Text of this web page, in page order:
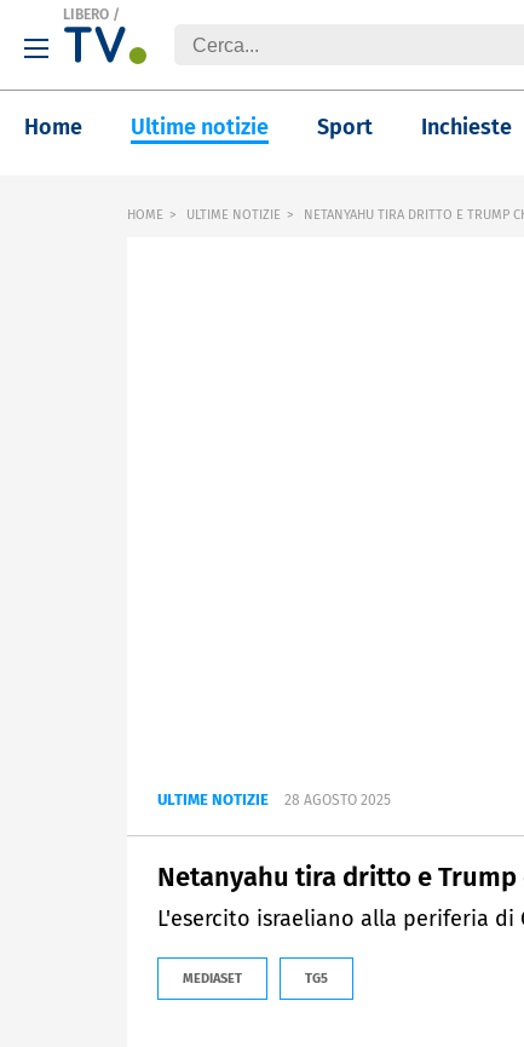
LIBERO /
Home Ultime notizie Sport Inchieste
HOME ULTIME NOTIZIE NETANYAHU TIRA DRITTO E TRUMP
ULTIME NOTIZIE 28 AGOSTO 2025
Netanyahu tira dritto e
L'esercito israeliano alla periferia
MEDIASET TG5